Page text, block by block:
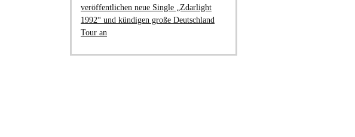
veröffentlichen neue Single „Zdarlight
1992“ und kündigen große Deutschland
Tour an